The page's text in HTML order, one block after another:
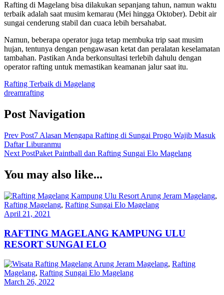
Rafting di Magelang bisa dilakukan sepanjang tahun, namun waktu
terbaik adalah saat musim kemarau (Mei hingga Oktober). Debit air
sungai cenderung stabil dan cuaca lebih bersahabat.
Namun, beberapa operator juga tetap membuka trip saat musim
hujan, tentunya dengan pengawasan ketat dan peralatan keselamatan
tambahan. Pastikan Anda berkonsultasi terlebih dahulu dengan
operator rafting untuk memastikan keamanan jalur saat itu.
Rafting Terbaik di Magelang
dreamrafting
Post Navigation
Prev Post7 Alasan Mengapa Rafting di Sungai Progo Wajib Masuk
Daftar Liburanmu
Next PostPaket Paintball dan Rafting Sungai Elo Magelang
You may also like...
Arung Jeram Magelang,
Rafting Magelang, Rafting Sungai Elo Magelang
April 21, 2021
RAFTING MAGELANG KAMPUNG ULU
RESORT SUNGAI ELO
Arung Jeram Magelang, Rafting
Magelang, Rafting Sungai Elo Magelang
March 26, 2022